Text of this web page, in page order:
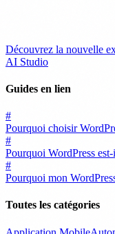
Découvrez la nouvelle
AI Studio
Guides en lien
#
Pourquoi choisir
#
Pourquoi WordPress
#
Pourquoi mon
Toutes les catégories